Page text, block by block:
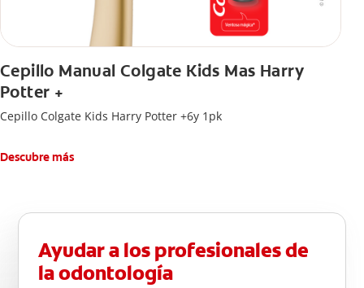
Cepillo Manual Colgate Kids Mas Harry
Potter +
Cepillo Colgate Kids Harry Potter +6y 1pk
Descubre más
Ayudar a los profesionales de
la odontología